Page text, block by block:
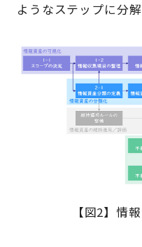
ようなステップに分解
【図2】情